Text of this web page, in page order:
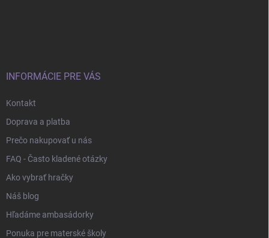
INFORMÁCIE PRE VÁS
Kontakt
Doprava a platba
Prečo nakupovať u nás
FAQ - Často kladené otázky
Ako vybrať hračky
Náš blog
Hľadáme ambasádorky
Ponuka pre materské školy